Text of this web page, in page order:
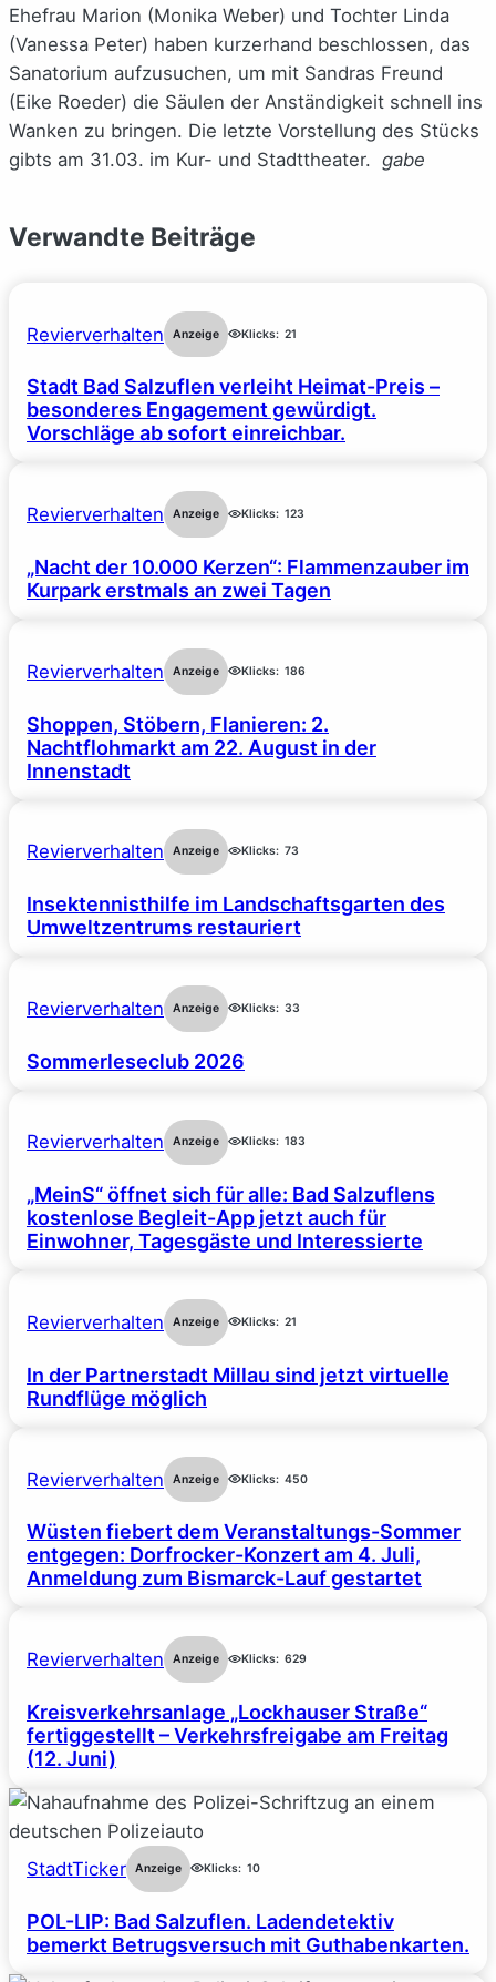
Ehefrau Marion (Monika Weber) und Tochter Linda
(Vanessa Peter) haben kurzerhand beschlossen, das
Sanatorium aufzusuchen, um mit Sandras Freund
(Eike Roeder) die Säulen der Anständigkeit schnell ins
Wanken zu bringen. Die letzte Vorstellung des Stücks
gibts am 31.03. im Kur- und Stadttheater. gabe
Verwandte Beiträge
Revierverhalten Anzeige Klicks: 21
Stadt Bad Salzuflen verleiht Heimat-Preis –
besonderes Engagement gewürdigt.
Vorschläge ab sofort einreichbar.
Revierverhalten Anzeige Klicks: 123
„Nacht der 10.000 Kerzen“: Flammenzauber im
Kurpark erstmals an zwei Tagen
Revierverhalten Anzeige Klicks: 186
Shoppen, Stöbern, Flanieren: 2.
Nachtflohmarkt am 22. August in der
Innenstadt
Revierverhalten Anzeige Klicks: 73
Insektennisthilfe im Landschaftsgarten des
Umweltzentrums restauriert
Revierverhalten Anzeige Klicks: 33
Sommerleseclub 2026
Revierverhalten Anzeige Klicks: 183
„MeinS“ öffnet sich für alle: Bad Salzuflens
kostenlose Begleit-App jetzt auch für
Einwohner, Tagesgäste und Interessierte
Revierverhalten Anzeige Klicks: 21
In der Partnerstadt Millau sind jetzt virtuelle
Rundflüge möglich
Revierverhalten Anzeige Klicks: 450
Wüsten fiebert dem Veranstaltungs-Sommer
entgegen: Dorfrocker-Konzert am 4. Juli,
Anmeldung zum Bismarck-Lauf gestartet
Revierverhalten Anzeige Klicks: 629
Kreisverkehrsanlage „Lockhauser Straße“
fertiggestellt – Verkehrsfreigabe am Freitag
(12. Juni)
StadtTicker Anzeige Klicks: 10
POL-LIP: Bad Salzuflen. Ladendetektiv
bemerkt Betrugsversuch mit Guthabenkarten.